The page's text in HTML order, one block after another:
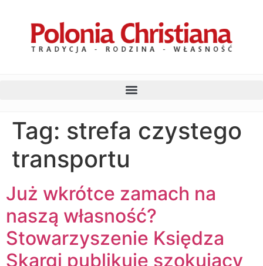
Tag: strefa czystego
transportu
Już wkrótce zamach na
naszą własność?
Stowarzyszenie Księdza
Skargi publikuje szokujący